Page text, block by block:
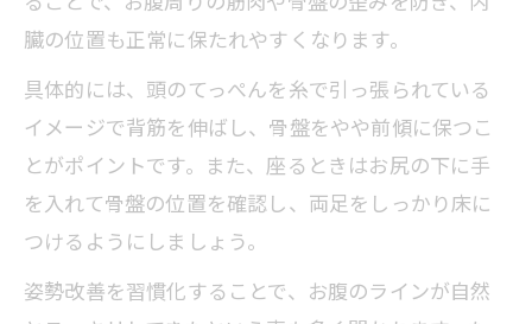
臓の位置も正常に保たれやすくなります。
具体的には、頭のてっぺんを糸で引っ張られている
イメージで背筋を伸ばし、骨盤をやや前傾に保つこ
とがポイントです。また、座るときはお尻の下に手
を入れて骨盤の位置を確認し、両足をしっかり床に
つけるようにしましょう。
姿勢改善を習慣化することで、お腹のラインが自然